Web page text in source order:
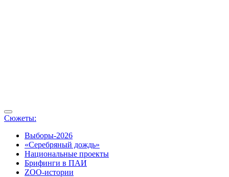
Сюжеты:
Выборы-2026
«Серебряный дождь»
Национальные проекты
Брифинги в ПАИ
ZOO-истории